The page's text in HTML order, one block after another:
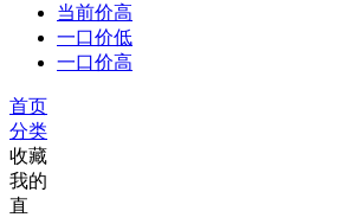
当前价高
一口价低
一口价高
首页
分类
收藏
我的
直